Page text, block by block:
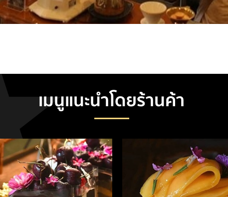
เมนูแนะนำโดยร้านค้า